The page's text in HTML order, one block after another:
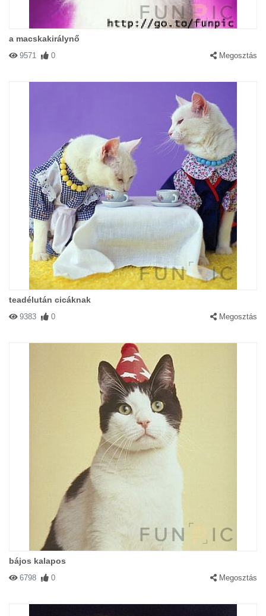
a macskakirálynő
9571 0 Megosztás
teadélután cicáknak
9383 0 Megosztás
bájos kalapos
6798 0 Megosztás